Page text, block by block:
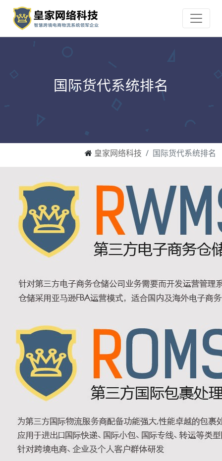
国际货代系统排名
皇家网络科技 国际货代系统排名